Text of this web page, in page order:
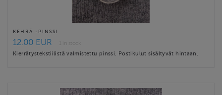
KEHRÄ -PINSSI
12.00 EUR
1 in stock
Kierrätystekstiilistä valmistettu pinssi. Postikulut sisältyvät hintaan.